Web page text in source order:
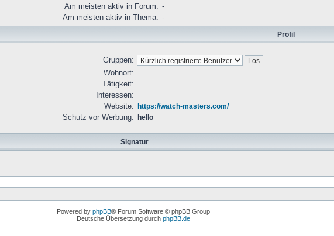
Am meisten aktiv in Forum: -
Am meisten aktiv in Thema: -
Profil
Gruppen:
Wohnort:
Tätigkeit:
Interessen:
Website: https://watch-masters.com/
Schutz vor Werbung: hello
Signatur
Powered by phpBB® Forum Software © phpBB Group
Deutsche Übersetzung durch phpBB.de